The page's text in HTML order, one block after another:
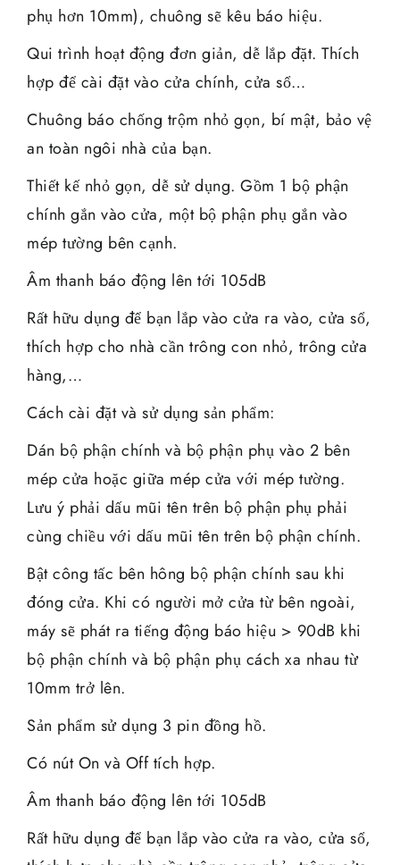
phụ hơn 10mm), chuông sẽ kêu báo hiệu.
Qui trình hoạt động đơn giản, dễ lắp đặt. Thích
hợp để cài đặt vào cửa chính, cửa sổ…
Chuông báo chống trộm nhỏ gọn, bí mật, bảo vệ
an toàn ngôi nhà của bạn.
Thiết kế nhỏ gọn, dễ sử dụng. Gồm 1 bộ phận
chính gắn vào cửa, một bộ phận phụ gắn vào
mép tường bên cạnh.
Âm thanh báo động lên tới 105dB
Rất hữu dụng để bạn lắp vào cửa ra vào, cửa sổ,
thích hợp cho nhà cần trông con nhỏ, trông cửa
hàng,…
Cách cài đặt và sử dụng sản phẩm:
Dán bộ phận chính và bộ phận phụ vào 2 bên
mép cửa hoặc giữa mép cửa với mép tường.
Lưu ý phải dấu mũi tên trên bộ phận phụ phải
cùng chiều với dấu mũi tên trên bộ phận chính.
Bật công tấc bên hông bộ phận chính sau khi
đóng cửa. Khi có người mở cửa từ bên ngoài,
máy sẽ phát ra tiếng động báo hiệu > 90dB khi
bộ phận chính và bộ phận phụ cách xa nhau từ
10mm trở lên.
Sản phẩm sử dụng 3 pin đồng hồ.
Có nút On và Off tích hợp.
Âm thanh báo động lên tới 105dB
Rất hữu dụng để bạn lắp vào cửa ra vào, cửa sổ,